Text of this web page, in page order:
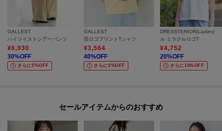
GALLEST
ハイツイストシアーパンツ
¥6,930
30%OFF
さらに5%OFF
GALLEST
箔ロゴプリントTシャツ
¥3,564
40%OFF
さらに5%OFF
DRESSTERIOR(Ladies)
ル ミラクルロゴT
¥4,752
20%OFF
さらに10%OFF
セールアイテムからのおすすめ